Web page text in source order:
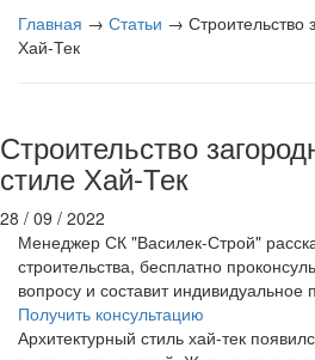
Главная → Статьи → Строительство
Хай-Тек
Строительство
стиле Хай-Тек
28 / 09 / 2022
Менеджер СК "Василек-Строй"
строительства, бесплатно
вопросу и составит индивидуальное
Получить консультацию
Архитектурный стиль хай-тек